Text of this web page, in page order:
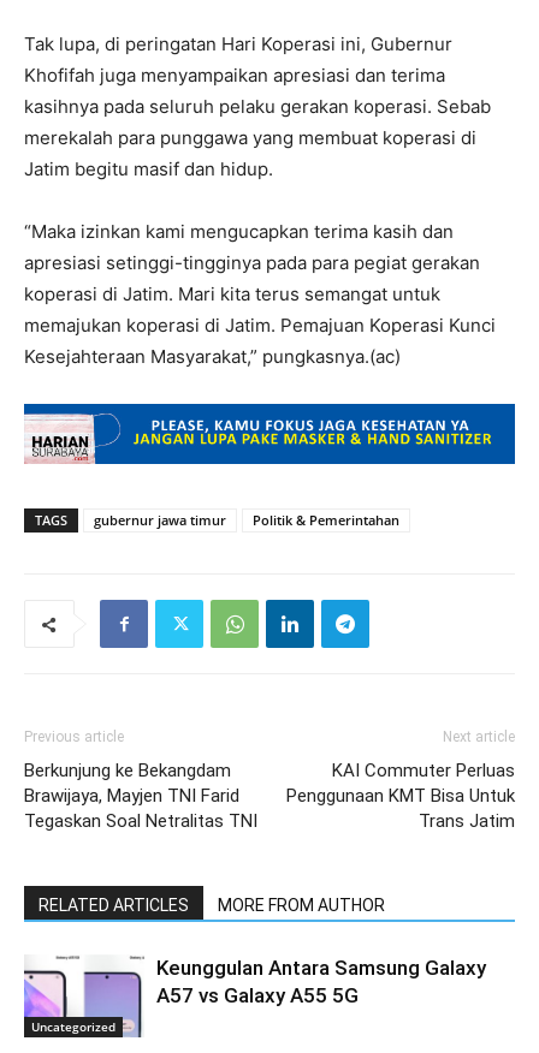
Tak lupa, di peringatan Hari Koperasi ini, Gubernur
Khofifah juga menyampaikan apresiasi dan terima
kasihnya pada seluruh pelaku gerakan koperasi. Sebab
merekalah para punggawa yang membuat koperasi di
Jatim begitu masif dan hidup.
“Maka izinkan kami mengucapkan terima kasih dan
apresiasi setinggi-tingginya pada para pegiat gerakan
koperasi di Jatim. Mari kita terus semangat untuk
memajukan koperasi di Jatim. Pemajuan Koperasi Kunci
Kesejahteraan Masyarakat,” pungkasnya.(ac)
TAGS gubernur jawa timur Politik & Pemerintahan
Previous article
Berkunjung ke Bekangdam
Brawijaya, Mayjen TNI Farid
Tegaskan Soal Netralitas TNI
Next article
KAI Commuter Perluas
Penggunaan KMT Bisa Untuk
Trans Jatim
RELATED ARTICLES MORE FROM AUTHOR
Uncategorized
Keunggulan Antara Samsung Galaxy
A57 vs Galaxy A55 5G